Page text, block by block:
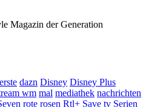
Magazin der Generation
dazn Disney Disney Plus
wm mal mediathek nachrichten
rote rosen Rtl+ Save tv Serien